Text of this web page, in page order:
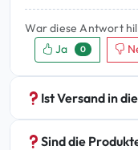
War diese Antwort
Ja
0
Ist Versand in
Sind die